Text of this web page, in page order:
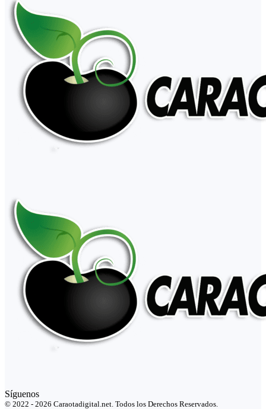
Síguenos
© 2022 - 2026 Caraotadigital.net. Todos los Derechos Reservados.